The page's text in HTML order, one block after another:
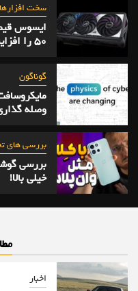
سخت افزارها
50 را افزایش داد
گوناگون
وصله
بررسی های
خیلی بالا!
اخبار